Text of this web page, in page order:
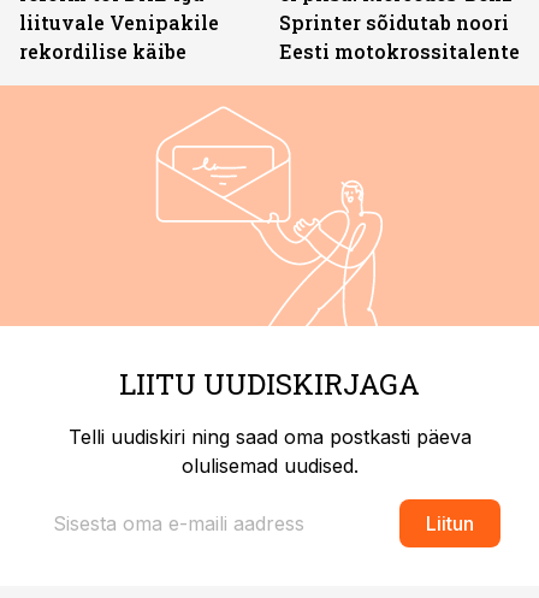
liituvale Venipakile
rekordilise käibe
Sprinter sõidutab noori
Eesti motokrossitalente
LIITU UUDISKIRJAGA
Telli uudiskiri ning saad oma postkasti päeva
olulisemad uudised.
Liitun